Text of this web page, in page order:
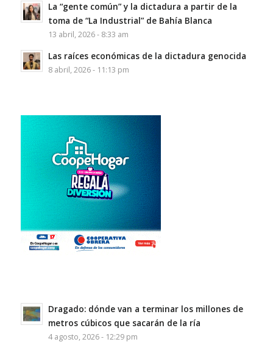
La “gente común” y la dictadura a partir de la
toma de “La Industrial” de Bahía Blanca
13 abril, 2026 - 8:33 am
Las raíces económicas de la dictadura genocida
8 abril, 2026 - 11:13 pm
Dragado: dónde van a terminar los millones de
metros cúbicos que sacarán de la ría
4 agosto, 2026 - 12:29 pm